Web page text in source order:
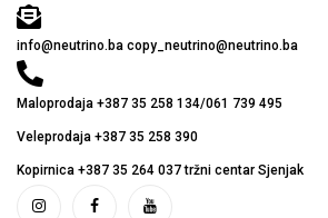
info@neutrino.ba copy_neutrino@neutrino.ba
Maloprodaja +387 35 258 134/061 739 495
Veleprodaja +387 35 258 390
Kopirnica +387 35 264 037 tržni centar Sjenjak